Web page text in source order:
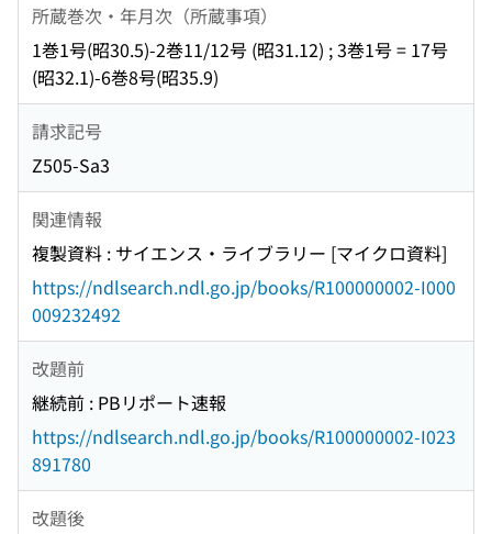
所蔵巻次・年月次（所蔵事項）
1巻1号(昭30.5)-2巻11/12号 (昭31.12) ; 3巻1号 = 17号
(昭32.1)-6巻8号(昭35.9)
請求記号
Z505-Sa3
関連情報
複製資料 : サイエンス・ライブラリー [マイクロ資料]
https://ndlsearch.ndl.go.jp/books/R100000002-I000
009232492
改題前
継続前 : PBリポート速報
https://ndlsearch.ndl.go.jp/books/R100000002-I023
891780
改題後